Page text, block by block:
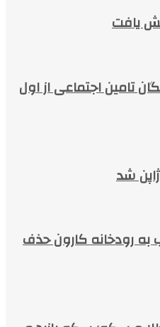
یافت
تامین اجتماعی از اول
شد
به رودخانه کارون حذف